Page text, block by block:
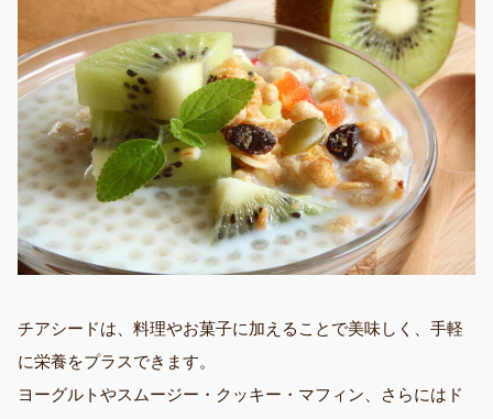
チアシードは、料理やお菓子に加えることで美味しく、手軽
に栄養をプラスできます。
ヨーグルトやスムージー・クッキー・マフィン、さらにはド